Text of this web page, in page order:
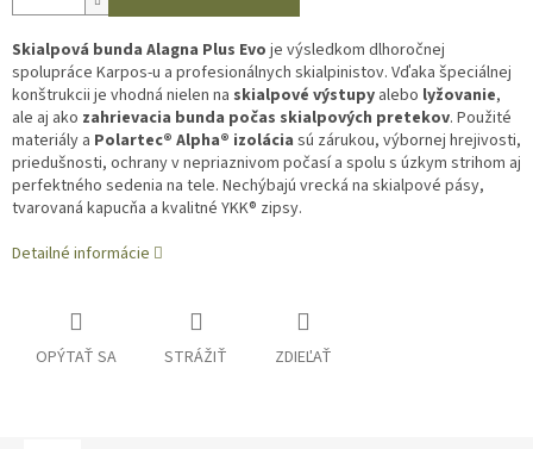
Skialpová bunda Alagna Plus Evo je výsledkom dlhoročnej
spolupráce Karpos-u a profesionálnych skialpinistov. Vďaka špeciálnej
konštrukcii je vhodná nielen na skialpové výstupy alebo lyžovanie,
ale aj ako zahrievacia bunda počas skialpových pretekov. Použité
materiály a Polartec® Alpha® izolácia sú zárukou, výbornej hrejivosti,
priedušnosti, ochrany v nepriaznivom počasí a spolu s úzkym strihom aj
perfektného sedenia na tele. Nechýbajú vrecká na skialpové pásy,
tvarovaná kapucňa a kvalitné YKK® zipsy.
Detailné informácie
OPÝTAŤ SA STRÁŽIŤ ZDIEĽAŤ